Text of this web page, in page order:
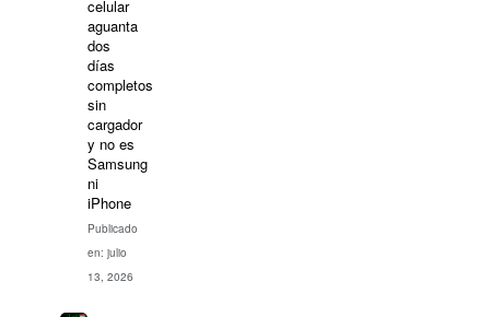
celular
aguanta
dos
días
completos
sin
cargador
y no es
Samsung
ni
iPhone
Publicado
en: julio
13, 2026